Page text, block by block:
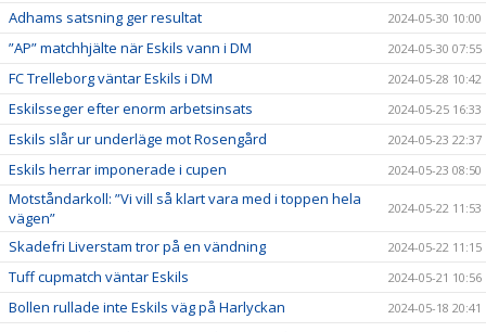
Adhams satsning ger resultat 2024-05-30 10:00
”AP” matchhjälte när Eskils vann i DM 2024-05-30 07:55
FC Trelleborg väntar Eskils i DM 2024-05-28 10:42
Eskilsseger efter enorm arbetsinsats 2024-05-25 16:33
Eskils slår ur underläge mot Rosengård 2024-05-23 22:37
Eskils herrar imponerade i cupen 2024-05-23 08:50
Motståndarkoll: ”Vi vill så klart vara med i toppen hela
vägen”
2024-05-22 11:53
Skadefri Liverstam tror på en vändning 2024-05-22 11:15
Tuff cupmatch väntar Eskils 2024-05-21 10:56
Bollen rullade inte Eskils väg på Harlyckan 2024-05-18 20:41